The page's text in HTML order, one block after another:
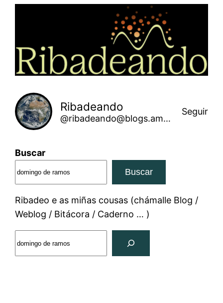
Ribadeando
@ribadeando@blogs.amarinha.gal
Seguir
Buscar
Buscar
Ribadeo e as miñas cousas (chámalle Blog /
Weblog / Bitácora / Caderno … )